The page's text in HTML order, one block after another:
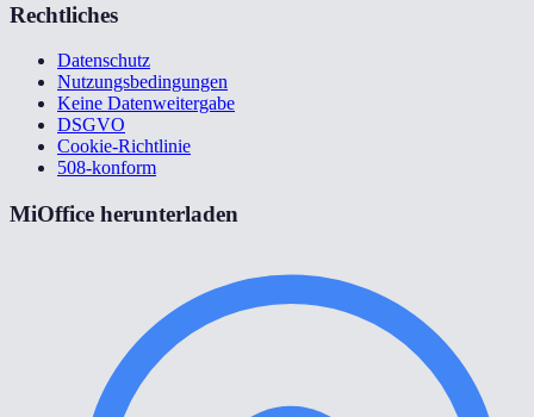
Rechtliches
Datenschutz
Nutzungsbedingungen
Keine Datenweitergabe
DSGVO
Cookie-Richtlinie
508-konform
MiOffice herunterladen